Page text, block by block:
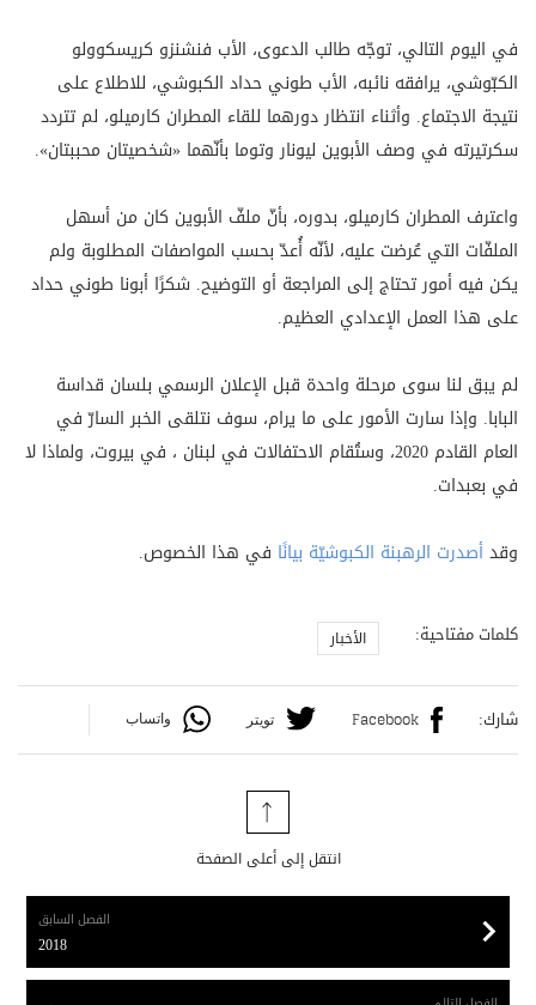
في اليوم التالي، توجّه طالب الدعوى، الأب فنشنزو كريسكوولو
الكبّوشي، يرافقه نائبه، الأب طوني حداد الكبوشي، للاطلاع على
نتيجة الاجتماع. وأثناء انتظار دورهما للقاء المطران كارميلو، لم تتردد
سكرتيرته في وصف الأبوين ليونار وتوما بأنّهما «شخصيتان محببتان».
واعترف المطران كارميلو، بدوره، بأنّ ملفّ الأبوين كان من أسهل
الملفّات التي عُرضت عليه، لأنّه أُعدّ بحسب المواصفات المطلوبة ولم
يكن فيه أمور تحتاج إلى المراجعة أو التوضيح. شكرًا أبونا طوني حداد
على هذا العمل الإعدادي العظيم.
لم يبق لنا سوى مرحلة واحدة قبل الإعلان الرسمي بلسان قداسة
البابا. وإذا سارت الأمور على ما يرام، سوف نتلقى الخبر السارّ في
العام القادم 2020، وستُقام الاحتفالات في لبنان ، في بيروت، ولماذا لا
في بعبدات.
وقدأصدرت الرهبنة الكبوشيّة بيانًا في هذا الخصوص.
كلمات مفتاحية: الأخبار
شارك: Facebook تويتر واتساب
انتقل إلى أعلى الصفحة
الفصل السابق
2018
2018